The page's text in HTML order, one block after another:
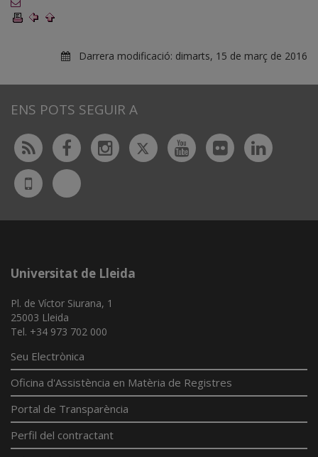
Darrera modificació: dimarts, 15 de març de 2016
ENS POTS SEGUIR A
Rss FacebookInstagram
TwitterYoutubeFlickr
UdL
App
Bluesky
Universitat de Lleida
Pl. de Víctor Siurana, 1
25003 Lleida
Tel. +34 973 702 000
Seu Electrònica
Oficina d'Assistència en Matèria de Registres
Portal de Transparència
Perfil del contractant